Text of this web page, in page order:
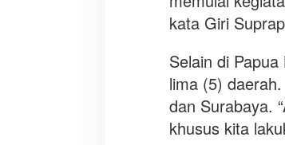
k
n
A
n
i
kata Giri
Selain di
lima (5)
dan Surabaya.
khusus kita